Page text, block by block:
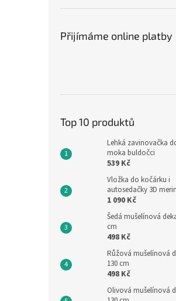
Přijímáme online platby
Top 10 produktů
Lehká zavinovačka
moka buldočci
539 Kč
Vložka do kočárku i
autosedačky 3D
1 090 Kč
Šedá mušelínová
cm
498 Kč
Růžová mušelínová
130 cm
498 Kč
Olivová mušelínová